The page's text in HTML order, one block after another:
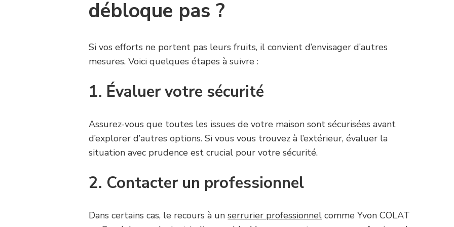
débloque pas ?
Si vos efforts ne portent pas leurs fruits, il convient d’envisager d’autres
mesures. Voici quelques étapes à suivre :
1. Évaluer votre sécurité
Assurez-vous que toutes les issues de votre maison sont sécurisées avant
d’explorer d’autres options. Si vous vous trouvez à l’extérieur, évaluer la
situation avec prudence est crucial pour votre sécurité.
2. Contacter un professionnel
Dans certains cas, le recours à unserrurier professionnel comme Yvon COLAT